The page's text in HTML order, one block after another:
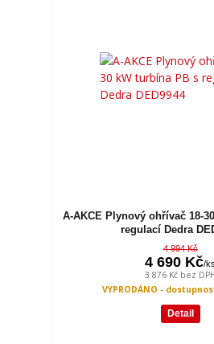
A-AKCE Plynový ohřívač 18-
regulací Dedra
4 994 Kč
4 690 Kč/ks
3 876 Kč bez
VYPRODÁNO -
Detail